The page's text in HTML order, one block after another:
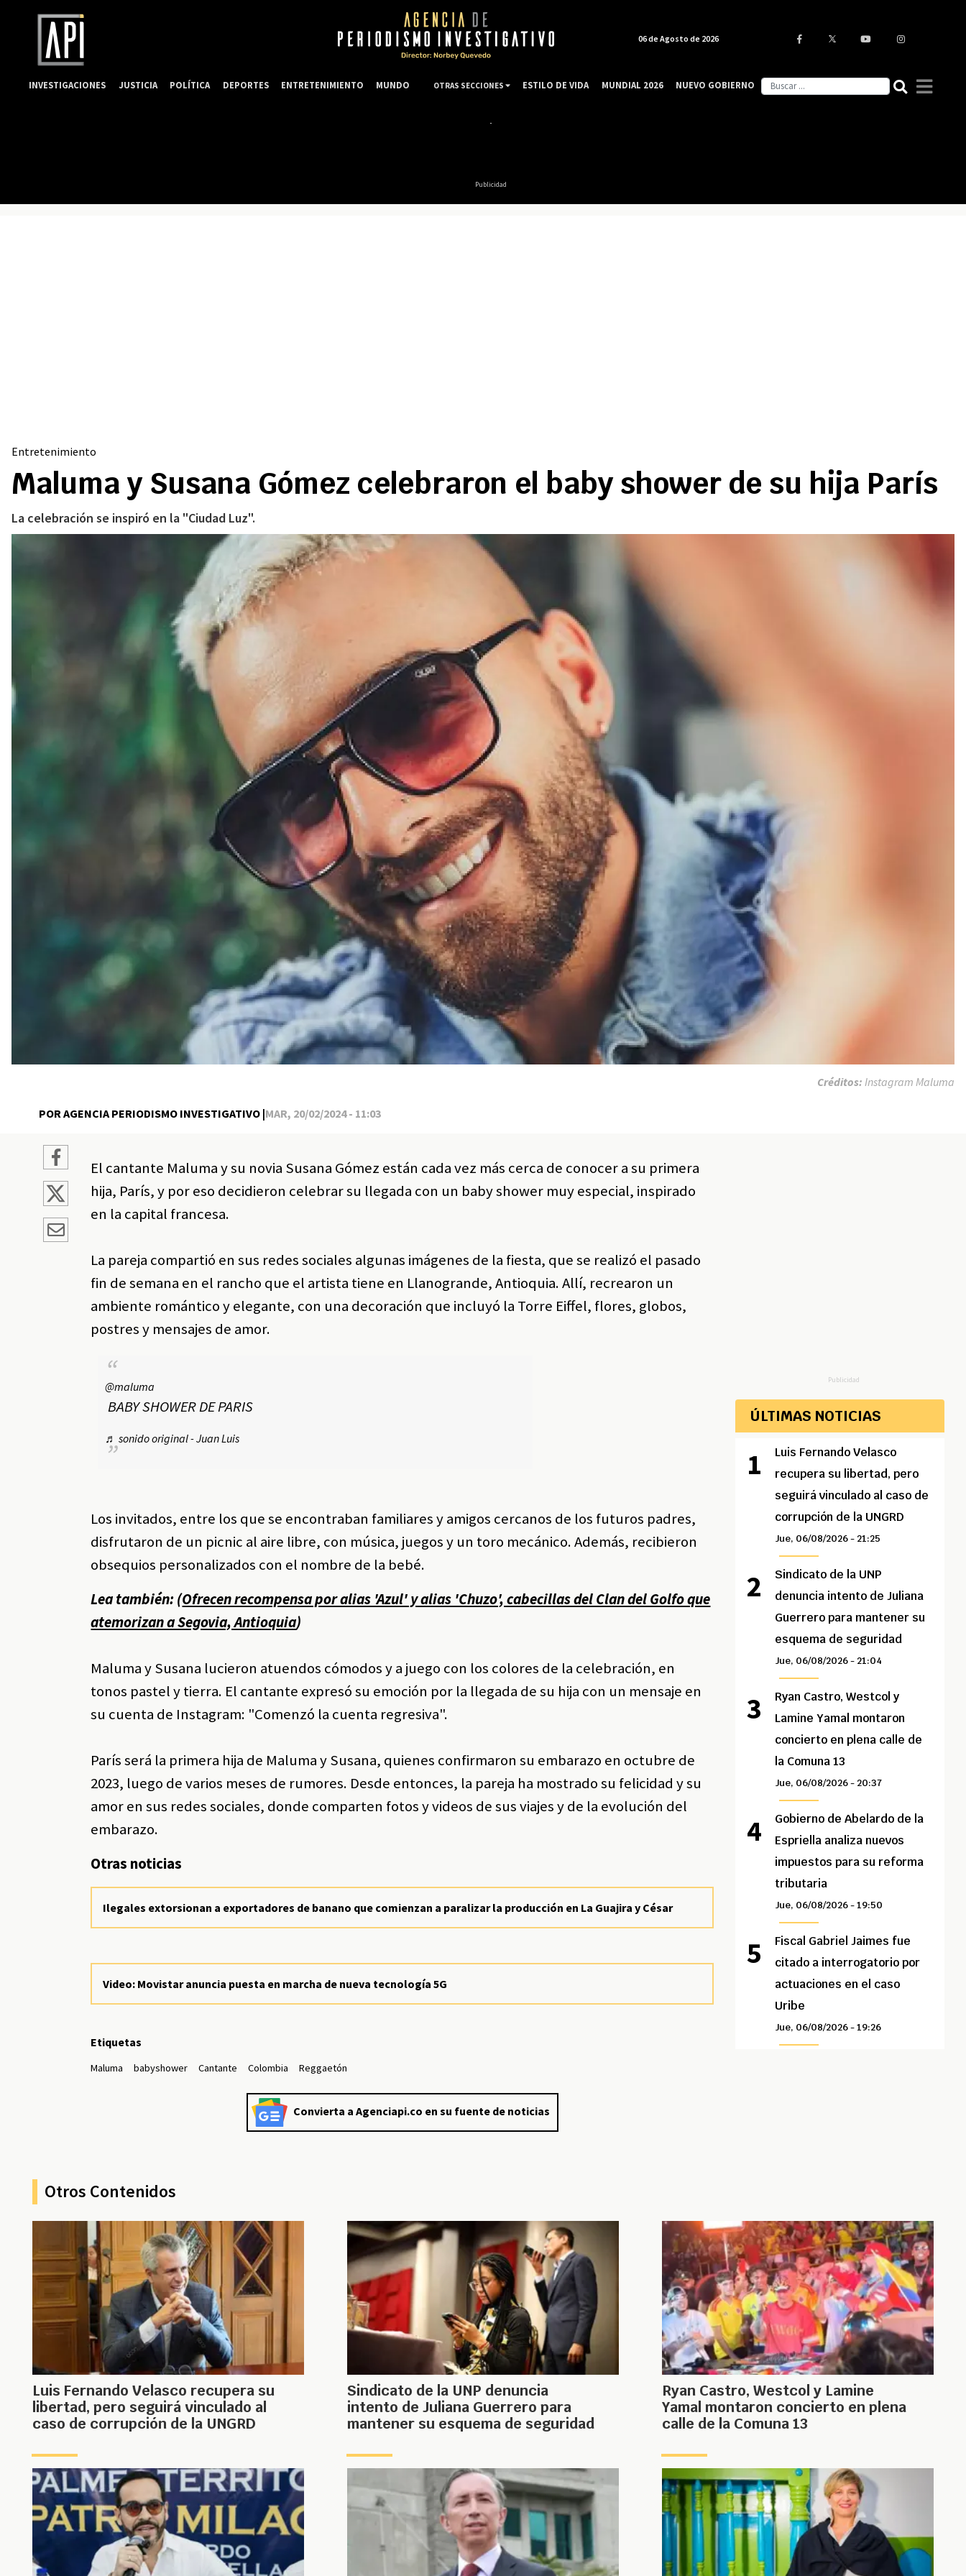
Publicidad
Entretenimiento
Maluma y Susana Gómez celebraron el baby shower de su hija París
La celebración se inspiró en la "Ciudad Luz".
POR AGENCIA PERIODISMO INVESTIGATIVO |MAR, 20/02/2024 - 11:03
Créditos: Instagram Maluma
El cantante Maluma y su novia Susana Gómez están cada vez más cerca de conocer a su primera
hija, París, y por eso decidieron celebrar su llegada con un baby shower muy especial, inspirado
en la capital francesa.
La pareja compartió en sus redes sociales algunas imágenes de la fiesta, que se realizó el pasado
fin de semana en el rancho que el artista tiene en Llanogrande, Antioquia. Allí, recrearon un
ambiente romántico y elegante, con una decoración que incluyó la Torre Eiffel, flores, globos,
postres y mensajes de amor.
@maluma
BABY SHOWER DE PARIS
♬ sonido original - Juan Luis
Los invitados, entre los que se encontraban familiares y amigos cercanos de los futuros padres,
disfrutaron de un picnic al aire libre, con música, juegos y un toro mecánico. Además, recibieron
obsequios personalizados con el nombre de la bebé.
Lea también: (Ofrecen recompensa por alias 'Azul' y alias 'Chuzo', cabecillas del Clan del Golfo que
atemorizan a Segovia, Antioquia)
Maluma y Susana lucieron atuendos cómodos y a juego con los colores de la celebración, en
tonos pastel y tierra. El cantante expresó su emoción por la llegada de su hija con un mensaje en
su cuenta de Instagram: "Comenzó la cuenta regresiva".
París será la primera hija de Maluma y Susana, quienes confirmaron su embarazo en octubre de
2023, luego de varios meses de rumores. Desde entonces, la pareja ha mostrado su felicidad y su
amor en sus redes sociales, donde comparten fotos y videos de sus viajes y de la evolución del
embarazo.
Otras noticias
Ilegales extorsionan a exportadores de banano que comienzan a paralizar la producción en La Guajira y César
Video: Movistar anuncia puesta en marcha de nueva tecnología 5G
Etiquetas
Maluma babyshower Cantante Colombia Reggaetón
Convierta a Agenciapi.co en su fuente de noticias
Publicidad
ÚLTIMAS NOTICIAS
Luis Fernando Velasco
recupera su libertad, pero
seguirá vinculado al caso de
corrupción de la UNGRD
Jue, 06/08/2026 - 21:25
Sindicato de la UNP
denuncia intento de Juliana
Guerrero para mantener su
esquema de seguridad
Jue, 06/08/2026 - 21:04
Ryan Castro, Westcol y
Lamine Yamal montaron
concierto en plena calle de
la Comuna 13
Jue, 06/08/2026 - 20:37
Gobierno de Abelardo de la
Espriella analiza nuevos
impuestos para su reforma
tributaria
Jue, 06/08/2026 - 19:50
Fiscal Gabriel Jaimes fue
citado a interrogatorio por
actuaciones en el caso
Uribe
Jue, 06/08/2026 - 19:26
Otros Contenidos
Luis Fernando Velasco recupera su
libertad, pero seguirá vinculado al
caso de corrupción de la UNGRD
Sindicato de la UNP denuncia
intento de Juliana Guerrero para
mantener su esquema de seguridad
Ryan Castro, Westcol y Lamine
Yamal montaron concierto en plena
calle de la Comuna 13
06 de Agosto de 2026
INVESTIGACIONES JUSTICIA POLÍTICA DEPORTES ENTRETENIMIENTO MUNDO OTRAS SECCIONES ESTILO DE VIDA MUNDIAL 2026 NUEVO GOBIERNO